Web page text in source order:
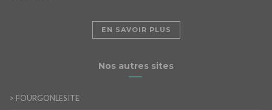
EN SAVOIR PLUS
Nos autres sites
> FOURGONLESITE